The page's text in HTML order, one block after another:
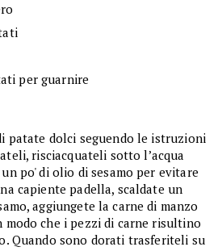
per guarnire
patate dolci seguendo le istruzioni
risciacquateli sotto l’acqua
po' di olio di sesamo per evitare
capiente padella, scaldate un
aggiungete la carne di manzo
modo che i pezzi di carne risultino
Quando sono dorati trasferiteli su